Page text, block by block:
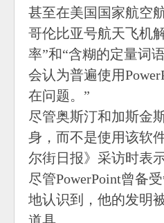
甚至在美国国家航空
哥伦比亚号航天飞机
率”和“含糊的定量词
会认为普遍使用
在问题。”
尽管奥斯汀和加斯金
身，而不是使用该软
尔街日报》采访时表
尽管PowerPoint曾备
地认识到，他的发明